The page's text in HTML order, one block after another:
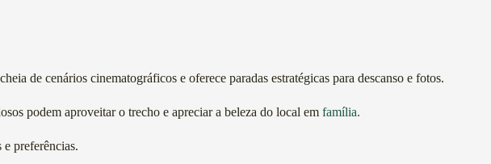
de cenários cinematográficos e oferece paradas estratégicas para descanso e fotos.
podem aproveitar o trecho e apreciar a beleza do local em família.
e preferências.